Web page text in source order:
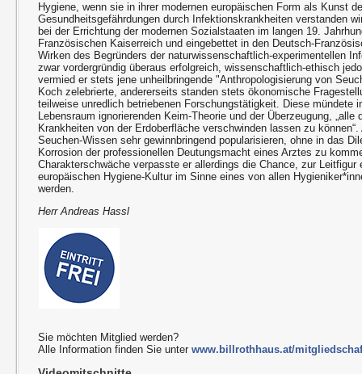
Hygiene, wenn sie in ihrer modernen europäischen Form als Kunst
Gesundheitsgefährdungen durch Infektionskrankheiten verstanden
bei der Errichtung der modernen Sozialstaaten im langen 19.
Französischen Kaiserreich und eingebettet in den Deutsch-
Wirken des Begründers der naturwissenschaftlich-experimentellen
zwar vordergründig überaus erfolgreich, wissenschaftlich-ethisch
vermied er stets jene unheilbringende "Anthropologisierung von
Koch zelebrierte, andererseits standen stets ökonomische
teilweise unredlich betriebenen Forschungstätigkeit. Diese mündete
Lebensraum ignorierenden Keim-Theorie und der Überzeugung,
Krankheiten von der Erdoberfläche verschwinden lassen zu
Seuchen-Wissen sehr gewinnbringend popularisieren, ohne in das
Korrosion der professionellen Deutungsmacht eines Arztes zu
Charakterschwäche verpasste er allerdings die Chance, zur Leitfigur
europäischen Hygiene-Kultur im Sinne eines von allen
werden.
Herr Andreas Hassl
Sie möchten Mitglied werden?
Alle Information finden Sie unterwww.billrothhaus.at/